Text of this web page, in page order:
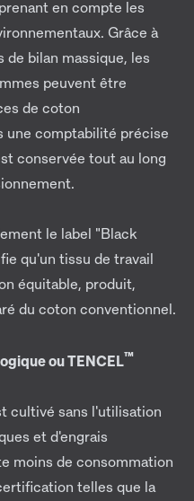
en compte les
Grâce à
de bilan massique, les
peuvent être
de coton
une comptabilité précise
conservée tout au long
le label "Black
qu'un tissu de travail
équitable, produit,
du coton conventionnel.
ou TENCEL™
cultivé sans l'utilisation
et d'engrais
moins de consommation
telles que la